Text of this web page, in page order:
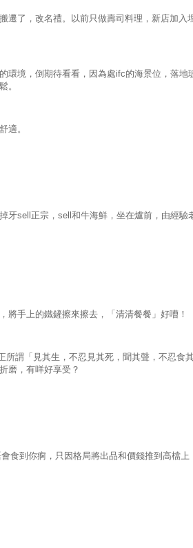
遷了，改名禮。以前只做壽司料理，新店加入
環境，倒期待看看，因為處ifc的海景位，落地
。
適。
牙sell正宗，sell和牛海鮮，坐在爐前，由經驗
將手上的鐵鏟擦來擦去，「清清餐餐」好嘈！
所謂「見其生，不忍見其死，聞其聲，不忍食
磨，有咩好享受？
食到你痾，只因格局將出品和價錢推到高檔上